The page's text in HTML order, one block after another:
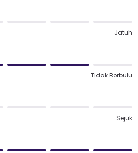
Jatuh
Tidak Berbulu
Sejuk